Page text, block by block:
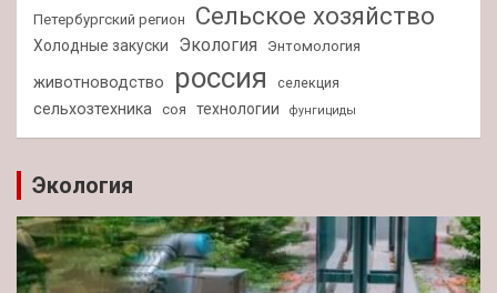
Петербургский регион
Сельское хозяйство
Холодные закуски Экология Энтомология
животноводство россия селекция
сельхозтехника соя технологии фунгициды
Экология